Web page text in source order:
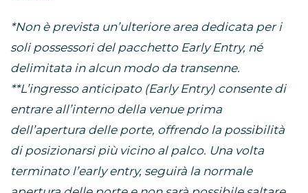
*Non è prevista un’ulteriore area dedicata per i
soli possessori del pacchetto Early Entry, né
delimitata in alcun modo da transenne.
**L’ingresso anticipato (Early Entry) consente di
entrare all’interno della venue prima
dell’apertura delle porte, offrendo la possibilità
di posizionarsi più vicino al palco. Una volta
terminato l’early entry, seguirà la normale